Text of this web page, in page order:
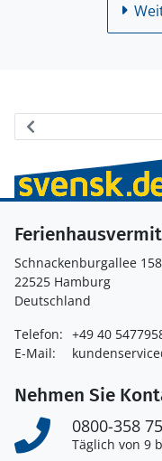
Schnackenburgallee 158
22525 Hamburg
Deutschland
Telefon: +49 40
E-Mail:
Nehmen Sie
0800-358
Täglich von 9